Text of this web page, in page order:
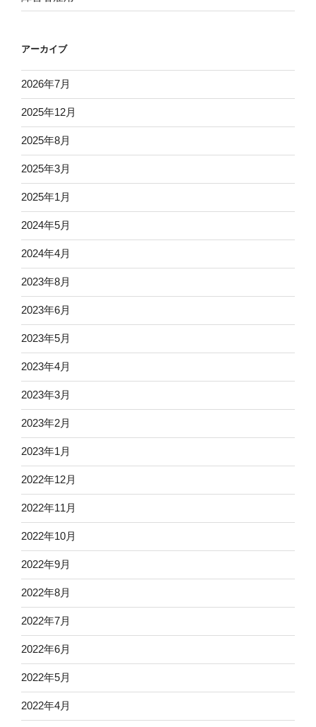
アーカイブ
2026年7月
2025年12月
2025年8月
2025年3月
2025年1月
2024年5月
2024年4月
2023年8月
2023年6月
2023年5月
2023年4月
2023年3月
2023年2月
2023年1月
2022年12月
2022年11月
2022年10月
2022年9月
2022年8月
2022年7月
2022年6月
2022年5月
2022年4月